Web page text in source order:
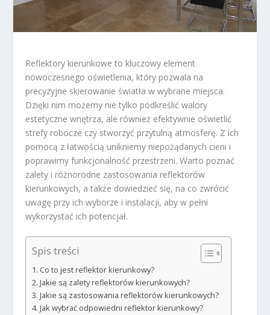
Reflektory kierunkowe to kluczowy element
nowoczesnego oświetlenia, który pozwala na
precyzyjne skierowanie światła w wybrane miejsca.
Dzięki nim możemy nie tylko podkreślić walory
estetyczne wnętrza, ale również efektywnie oświetlić
strefy robocze czy stworzyć przytulną atmosferę. Z ich
pomocą z łatwością unikniemy niepożądanych cieni i
poprawimy funkcjonalność przestrzeni. Warto poznać
zalety i różnorodne zastosowania reflektorów
kierunkowych, a także dowiedzieć się, na co zwrócić
uwagę przy ich wyborze i instalacji, aby w pełni
wykorzystać ich potencjał.
Spis treści
Co to jest reflektor kierunkowy?
Jakie są zalety reflektorów kierunkowych?
Jakie są zastosowania reflektorów kierunkowych?
Jak wybrać odpowiedni reflektor kierunkowy?